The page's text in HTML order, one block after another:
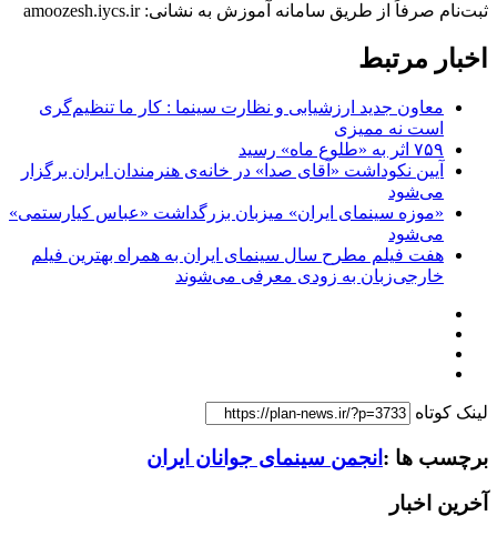
ثبت‌نام صرفاً از طریق سامانه آموزش به نشانی: amoozesh.iycs.ir
اخبار مرتبط
معاون جدید ارزشیابی و نظارت سینما : کار ما تنظیم‌گری
است نه ممیزی
۷۵۹ اثر به «طلوع ماه» رسید
آیین نکوداشت «آقای صدا» در خانه‌ی هنرمندان ایران برگزار
می‌شود
«موزه سینمای ایران» میزبان بزرگداشت «عباس کیارستمی»
می‌شود
هفت فیلم مطرح سال سینمای ایران به همراه بهترین فیلم
خارجی‌زبان به زودی معرفی می‌شوند
لینک کوتاه
برچسب ها : انجمن سینمای جوانان ایران
آخرین اخبار